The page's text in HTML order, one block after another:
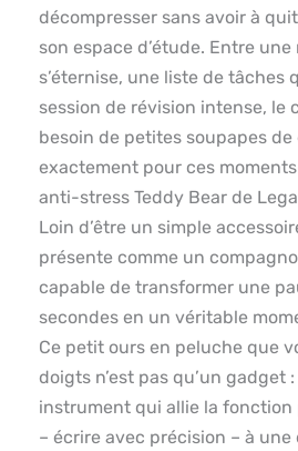
décompresser sans avoir à
son espace d’étude. Entre
s’éternise, une liste de tâches
session de révision intense, le
besoin de petites soupapes de
exactement pour ces
anti-stress Teddy Bear de
Loin d’être un simple
présente comme un
capable de transformer une
secondes en un véritable
Ce petit ours en peluche que
doigts n’est pas qu’un gadget :
instrument qui allie la fonction
– écrire avec précision – à une